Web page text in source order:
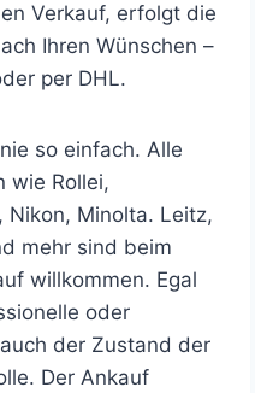
Verkauf, erfolgt die
Ihren Wünschen –
per DHL.
so einfach. Alle
wie Rollei,
Nikon, Minolta. Leitz,
mehr sind beim
willkommen. Egal
oder
der Zustand der
Der Ankauf